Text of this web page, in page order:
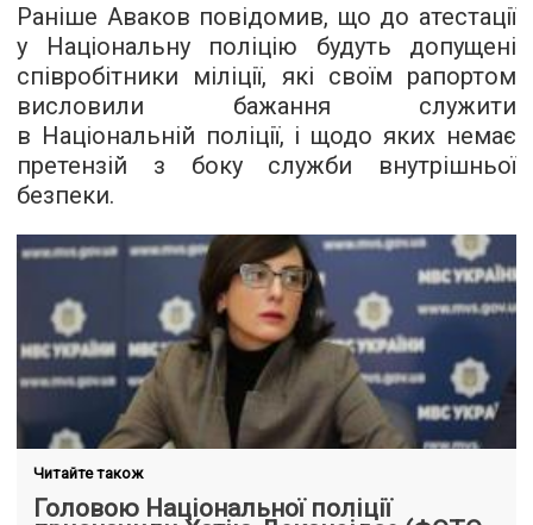
Раніше Аваков повідомив, що до атестації
у Національну поліцію будуть допущені
співробітники міліції, які своїм рапортом
висловили бажання служити
в Національній поліції, і щодо яких немає
претензій з боку служби внутрішньої
безпеки.
Читайте також
Головою Національної поліції